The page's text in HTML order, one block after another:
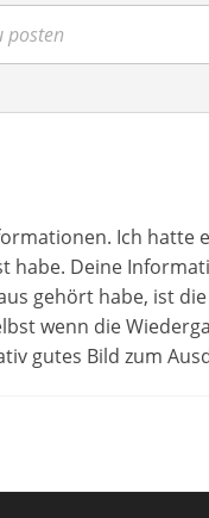
posten
Ich hatte
habe. Deine
gehört habe, ist
wenn die
gutes Bild zum